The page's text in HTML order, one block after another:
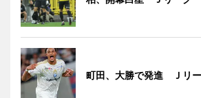
町田、大勝で発進 Ｊリ